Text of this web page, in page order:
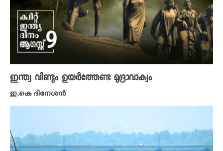
ഇന്ത്യ വീണ്ടും ഉയർത്തേണ്ട മുദ്രാവാക്യം
ഇ.കെ ദിനേശൻ